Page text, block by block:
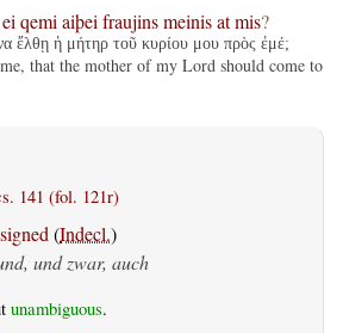
ei qemi aiþei fraujinsmeinisatmis?
ἔλθῃ ἡ μήτηρ τοῦ κυρίου μου πρὸς ἐμέ;
that the mother of my Lord should come to
141 (fol. 121r)
(Indecl.)
und zwar, auch
unambiguous.